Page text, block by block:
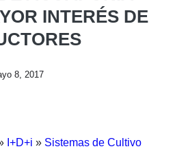
INTERÉS DE
8, 2017
I+D+i » Sistemas de Cultivo